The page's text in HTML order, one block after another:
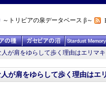
～トリビアの泉データベース β～
人が肩をゆらして歩く理由はエリマ
が肩をゆらして歩く理由はエ